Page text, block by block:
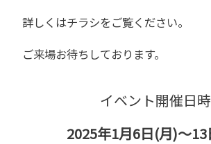
詳しくはチラシをご覧ください。
ご来場お待ちしております。
イベント開催日時
2025年1月6日(月)～